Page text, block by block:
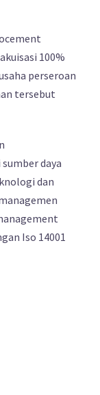
100%
perseroan
tersebut
daya
dan
Iso 14001